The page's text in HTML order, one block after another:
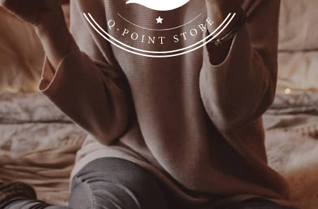
Q-Point